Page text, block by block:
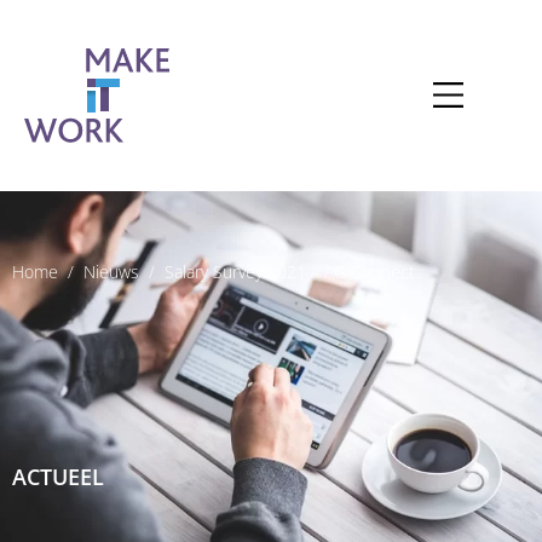
Home Nieuws Salary Survey 2021 – AG Connect
ACTUEEL